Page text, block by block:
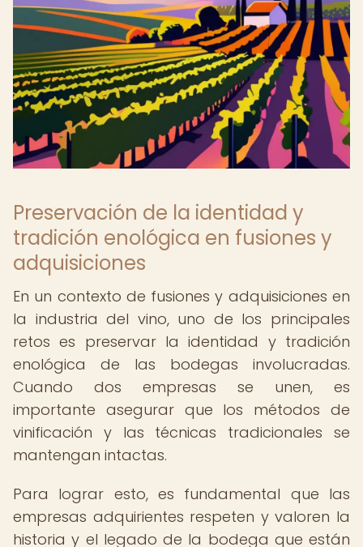
Preservación de la identidad y
tradición enológica en fusiones y
adquisiciones
En un contexto de fusiones y adquisiciones en
la industria del vino, uno de los principales
retos es preservar la identidad y tradición
enológica de las bodegas involucradas.
Cuando dos empresas se unen, es
importante asegurar que los métodos de
vinificación y las técnicas tradicionales se
mantengan intactas.
Para lograr esto, es fundamental que las
empresas adquirientes respeten y valoren la
historia y el legado de la bodega que están